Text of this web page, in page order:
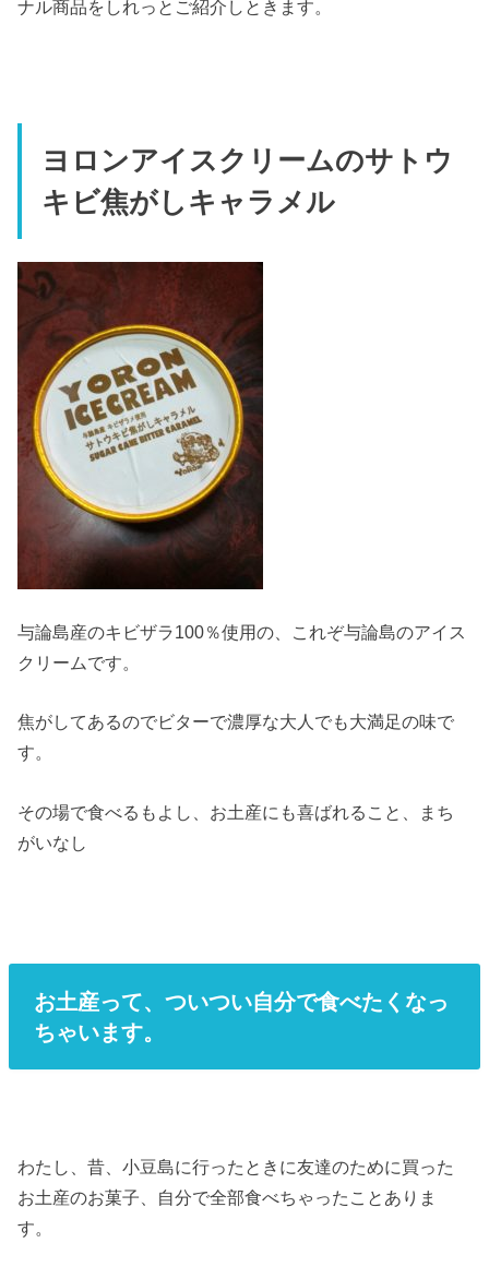
ナル商品をしれっとご紹介しときます。
ヨロンアイスクリームのサトウ
キビ焦がしキャラメル
与論島産のキビザラ100％使用の、これぞ与論島のアイス
クリームです。
焦がしてあるのでビターで濃厚な大人でも大満足の味で
す。
その場で食べるもよし、お土産にも喜ばれること、まち
がいなし
お土産って、ついつい自分で食べたくなっ
ちゃいます。
わたし、昔、小豆島に行ったときに友達のために買った
お土産のお菓子、自分で全部食べちゃったことありま
す。